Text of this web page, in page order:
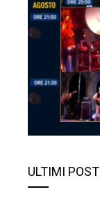
ULTIMI POST